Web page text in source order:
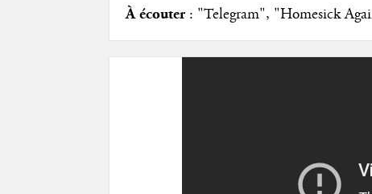
À écouter: "Telegram", "Homesick